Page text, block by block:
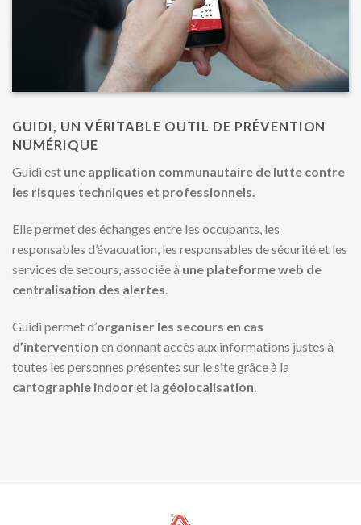
GUIDI, UN VÉRITABLE OUTIL DE PRÉVENTION
NUMÉRIQUE
Guidi est une application communautaire de lutte contre
les risques techniques et professionnels.
Elle permet des échanges entre les occupants, les
responsables d’évacuation, les responsables de sécurité et les
services de secours, associée à une plateforme web de
centralisation des alertes
Guidi permet d’organiser les secours en cas
d’intervention en donnant accès aux informations justes à
toutes les personnes présentes sur le site grâce à la
cartographie indooret la géolocalisation